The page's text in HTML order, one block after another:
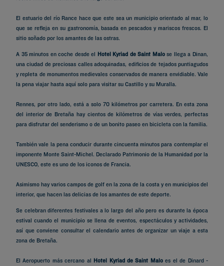
El estuario del río Rance hace que este sea un municipio orientado al mar, lo
que se refleja en su gastronomía, basada en pescados y mariscos frescos. El
sitio soñado por los amantes de las ostras.
A 35 minutos en coche desde el Hotel Kyriad de Saint Malose llega a Dinan,
una ciudad de preciosas calles adoquinadas, edificios de tejados puntiagudos
y repleta de monumentos medievales conservados de manera envidiable. Vale
la pena viajar hasta aquí solo para visitar su Castillo y su Muralla.
Rennes, por otro lado, está a solo 70 kilómetros por carretera. En esta zona
del interior de Bretaña hay cientos de kilómetros de vías verdes, perfectas
para disfrutar del senderismo o de un bonito paseo en bicicleta con la familia.
También vale la pena conducir durante cincuenta minutos para contemplar el
imponente Monte Saint-Michel. Declarado Patrimonio de la Humanidad por la
UNESCO, este es uno de los iconos de Francia.
Asimismo hay varios campos de golf en la zona de la costa y en municipios del
interior, que hacen las delicias de los amantes de este deporte.
Se celebran diferentes festivales a lo largo del año pero es durante la época
estival cuando el municipio se llena de eventos, espectáculos y actividades,
así que conviene consultar el calendario antes de organizar un viaje a esta
zona de Bretaña.
El Aeropuerto más cercano al Hotel Kyriad de Saint Maloes el de Dinard -